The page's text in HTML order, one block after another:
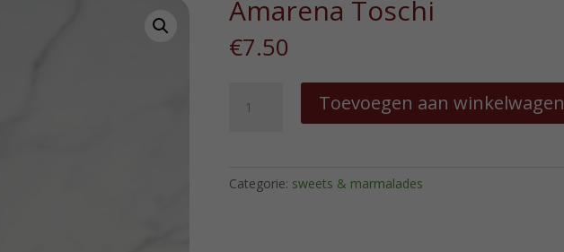
Amarena Toschi
€7.50
Toschi
Toevoegen aan winkelwagen
Categorie: sweets & marmalades